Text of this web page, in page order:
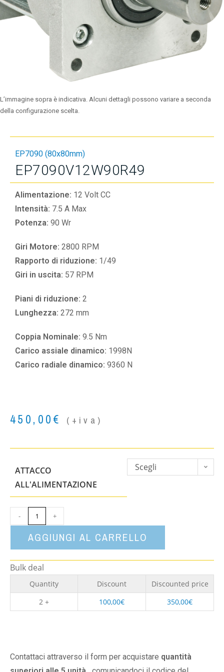
L’immagine sopra è indicativa. Alcuni dettagli possono variare a seconda
della configurazione scelta.
EP7090 (80x80mm)
EP7090V12W90R49
Alimentazione: 12 Volt CC
Intensità: 7.5 A Max
Potenza: 90 Wr
Giri Motore: 2800 RPM
Rapporto di riduzione: 1/49
Giri in uscita: 57 RPM
Piani di riduzione: 2
Lunghezza: 272 mm
Coppia Nominale: 9.5 Nm
Carico assiale dinamico: 1998N
Carico radiale dinamico: 9360 N
450,00€ (+iva)
ATTACCO
ALL'ALIMENTAZIONE
Scegli
- +
AGGIUNGI AL CARRELLO
Bulk deal
Quantity Discount
Discounted price
2 +
100,00€ 350,00€
Contattaci attraverso il form per acquistare quantità